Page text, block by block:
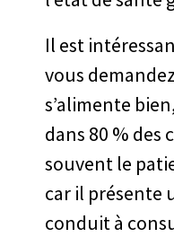
Il est
vous
s’alimente
dans 80 % des
souvent le
car il présente
conduit à